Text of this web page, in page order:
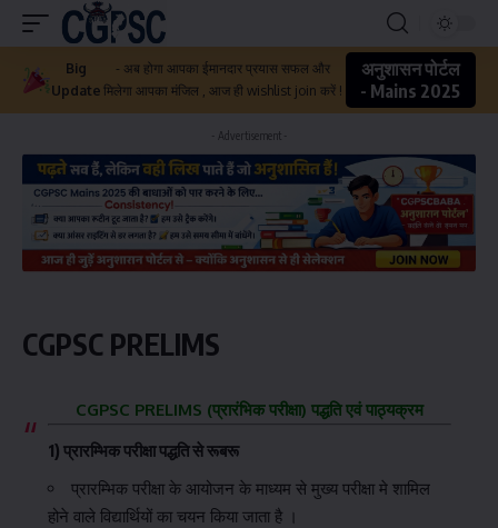
Big
Update
- अब होगा आपका ईमानदार प्रयास सफल और
मिलेगा आपका मंजिल , आज ही wishlist join करें !
अनुशासन पोर्टल
- Mains 2025
- Advertisement -
CGPSC PRELIMS
CGPSC PRELIMS (प्रारंभिक परीक्षा) पद्धति एवं पाठ्यक्रम
1) प्रारम्भिक परीक्षा पद्धति से रूबरू
प्रारम्भिक परीक्षा के आयोजन के माध्यम से मुख्य परीक्षा मे शामिल
होने वाले विद्यार्थियों का चयन किया जाता है ।